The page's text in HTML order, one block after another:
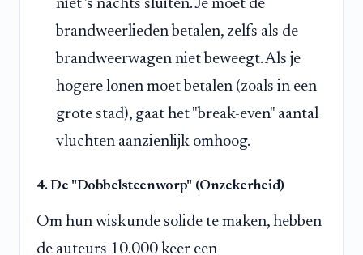
niet 's nachts sluiten. Je moet de
brandweerlieden betalen, zelfs als de
brandweerwagen niet beweegt. Als je
hogere lonen moet betalen (zoals in een
grote stad), gaat het "break-even" aantal
vluchten aanzienlijk omhoog.
4. De "Dobbelsteenworp" (Onzekerheid)
Om hun wiskunde solide te maken, hebben
de auteurs 10.000 keer een